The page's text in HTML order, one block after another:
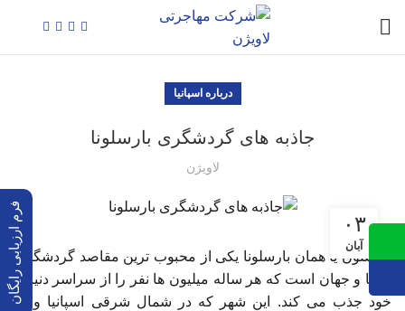
درباره اسپانیا
جاذبه های گردشگری بارسلونا
لاویژن
۰۳
آبان
بارسلون یا همان بارسلونا یکی از محبوب ترین مقاصد گردشگری
اروپا و جهان است که هر ساله میلیون ها نفر را از سراسر دنیا به
خود جذب می کند. این شهر که در شمال شرقی اسپانیا و درفرم ارزیابی رایگان